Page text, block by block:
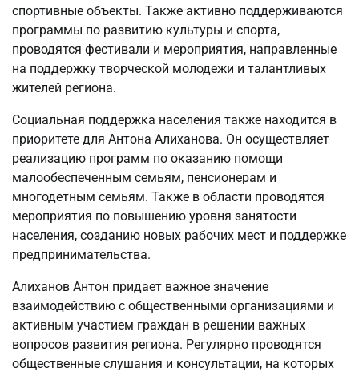
спортивные объекты. Также активно поддерживаются
программы по развитию культуры и спорта,
проводятся фестивали и мероприятия, направленные
на поддержку творческой молодежи и талантливых
жителей региона.
Социальная поддержка населения также находится в
приоритете для Антона Алиханова. Он осуществляет
реализацию программ по оказанию помощи
малообеспеченным семьям, пенсионерам и
многодетным семьям. Также в области проводятся
мероприятия по повышению уровня занятости
населения, созданию новых рабочих мест и поддержке
предпринимательства.
Алиханов Антон придает важное значение
взаимодействию с общественными организациями и
активным участием граждан в решении важных
вопросов развития региона. Регулярно проводятся
общественные слушания и консультации, на которых